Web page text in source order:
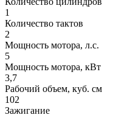
1
Количество тактов
2
Мощность мотора, л.с.
5
Мощность мотора, кВт
3,7
Рабочий объем, куб. см
102
Зажигание